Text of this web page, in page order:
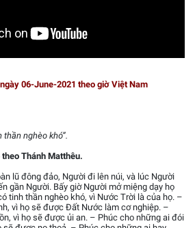
06-June-2021 theo giờ Việt Nam
nghèo khó”.
Thánh Matthêu.
lũ đông đảo, Người đi lên núi, và lúc Người
gần Người. Bấy giờ Người mở miệng dạy họ
tinh thần nghèo khó, vì Nước Trời là của họ. –
vì họ sẽ được Đất Nước làm cơ nghiệp. –
vì họ sẽ được ủi an. – Phúc cho những ai đói